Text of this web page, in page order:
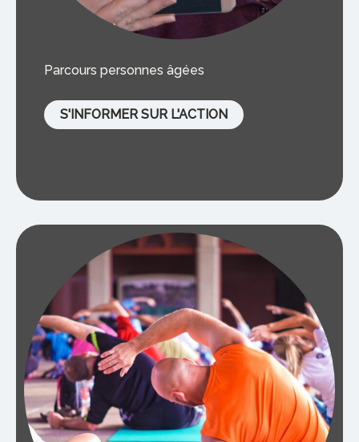
Parcours personnes âgées
S'INFORMER SUR L'ACTION